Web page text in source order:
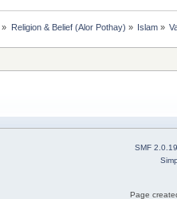
» Religion & Belief (Alor Pothay) » Islam»
SMF 2.0.19
Page